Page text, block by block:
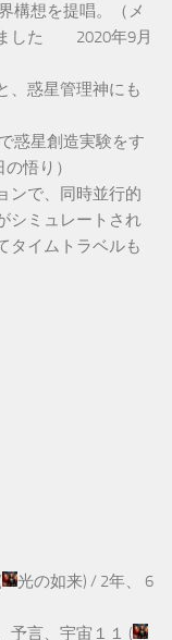
構想を提唱。（メ
ました 2020年9月
、惑星管理神にも
惑星創造実験をす
悟り）
ンで、同時並行的
シミュレートされ
タイムトラベルも
( 光の如来) / 2年、 6
予言、宇宙１１ (